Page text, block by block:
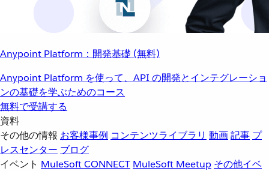
Anypoint Platform：開発基礎 (無料)
Anypoint Platform を使って、API の開発とインテグレーショ
ンの基礎を学ぶためのコース
無料で受講する
資料
その他の情報 お客様事例 コンテンツライブラリ 動画記事 プ
レスセンター ブログ
イベント MuleSoft CONNECT MuleSoft Meetup その他イベ